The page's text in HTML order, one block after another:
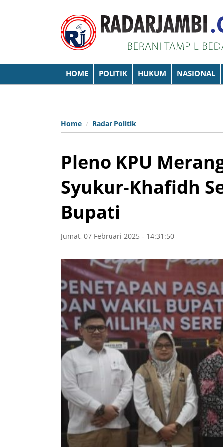
HOME POLITIK HUKUM NASIONAL
Home Radar Politik
Pleno KPU
Syukur-Khafidh
Bupati
Jumat, 07 Februari 2025 - 14:31:50